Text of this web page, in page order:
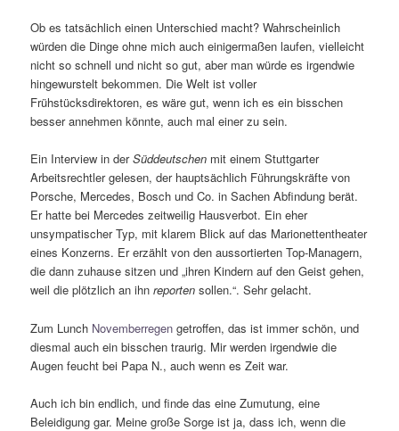
Ob es tatsächlich einen Unterschied macht? Wahrscheinlich
würden die Dinge ohne mich auch einigermaßen laufen, vielleicht
nicht so schnell und nicht so gut, aber man würde es irgendwie
hingewurstelt bekommen. Die Welt ist voller
Frühstücksdirektoren, es wäre gut, wenn ich es ein bisschen
besser annehmen könnte, auch mal einer zu sein.
Ein Interview in derSüddeutschen mit einem Stuttgarter
Arbeitsrechtler gelesen, der hauptsächlich Führungskräfte von
Porsche, Mercedes, Bosch und Co. in Sachen Abfindung berät.
Er hatte bei Mercedes zeitweilig Hausverbot. Ein eher
unsympatischer Typ, mit klarem Blick auf das Marionettentheater
eines Konzerns. Er erzählt von den aussortierten Top-Managern,
die dann zuhause sitzen und „ihren Kindern auf den Geist gehen,
weil die plötzlich an ihnreporten sollen.“. Sehr gelacht.
Zum Lunch Novemberregen getroffen, das ist immer schön, und
diesmal auch ein bisschen traurig. Mir werden irgendwie die
Augen feucht bei Papa N., auch wenn es Zeit war.
Auch ich bin endlich, und finde das eine Zumutung, eine
Beleidigung gar. Meine große Sorge ist ja, dass ich, wenn die